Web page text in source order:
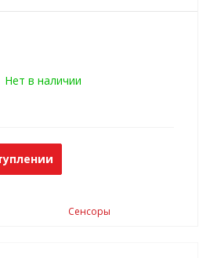
Нет в наличии
Сенсоры